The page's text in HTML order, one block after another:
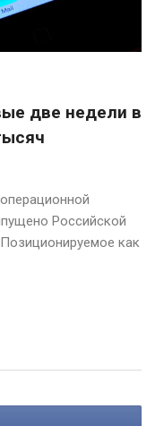
две недели в
Российской
как